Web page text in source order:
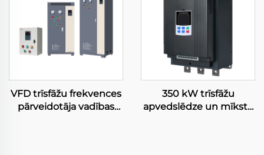
220 V, augstas jaudas
SVC
VFD trīsfāžu frekvences
pārveidotāja vadības
350 kW trīsfāžu
apvedslēdze un mīkstā